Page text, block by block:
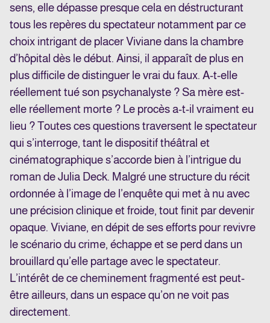
sens, elle dépasse presque cela en déstructurant
tous les repères du spectateur notamment par ce
choix intrigant de placer Viviane dans la chambre
d’hôpital dès le début. Ainsi, il apparaît de plus en
plus difficile de distinguer le vrai du faux. A-t-elle
réellement tué son psychanalyste ? Sa mère est-
elle réellement morte ? Le procès a-t-il vraiment eu
lieu ? Toutes ces questions traversent le spectateur
qui s’interroge, tant le dispositif théâtral et
cinématographique s’accorde bien à l’intrigue du
roman de Julia Deck. Malgré une structure du récit
ordonnée à l’image de l’enquête qui met à nu avec
une précision clinique et froide, tout finit par devenir
opaque. Viviane, en dépit de ses efforts pour revivre
le scénario du crime, échappe et se perd dans un
brouillard qu’elle partage avec le spectateur.
L’intérêt de ce cheminement fragmenté est peut-
être ailleurs, dans un espace qu’on ne voit pas
directement.